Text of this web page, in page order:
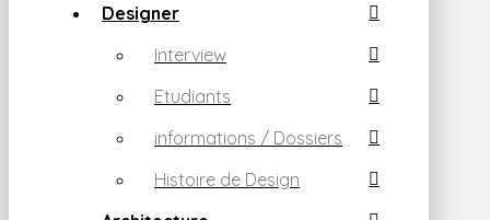
Designer
Interview
Etudiants
informations / Dossiers
Histoire de Design